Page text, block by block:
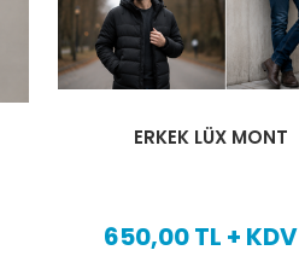
ERKEK LÜX MONT
650,00 TL + KDV